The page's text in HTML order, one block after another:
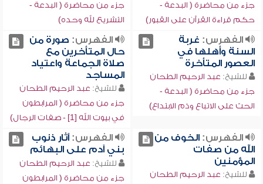
جزء من محاضرة ( البدعة -
حكم قراءة القرآن على القبور)
جزء من محاضرة ( البدعة -
التشريع لله وحده)
الفهرس: غربة
السنة وأهلها في
العصور المتأخرة
للشيخ: عبد الرحيم الطحان
جزء من محاضرة ( البدعة -
الحث على الاتباع وذم الابتداع)
الفهرس: صورة من
حال المتأخرين مع
صلاة الجماعة واعتياد
المساجد
للشيخ: عبد الرحيم الطحان
جزء من محاضرة ( المرابطون
في بيوت الله [1] - صفات الرجال)
الفهرس:الخوف من
الله من صفات
المؤمنين
للشيخ: عبد الرحيم الطحان
الفهرس:آثار ذنوب
بني آدم على البهائم
للشيخ: عبد الرحيم الطحان
جزء من محاضرة ( المرابطون